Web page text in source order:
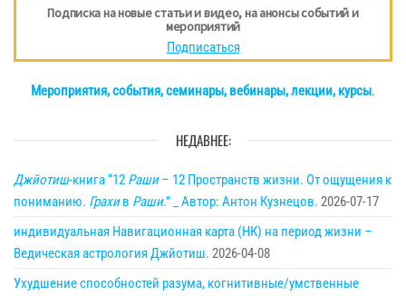
Подписка на новые статьи и видео, на анонсы событий и
мероприятий
Подписаться
Мероприятия, события, семинары, вебинары, лекции, курсы.
НЕДАВНЕЕ:
Джйотиш-книга “12 Раши– 12 Пространств жизни. От ощущения к
пониманию. Грахив Раши.” _ Автор: Антон Кузнецов. 2026-07-17
индивидуальная Навигационная карта (НК) на период жизни –
Ведическая астрология Джйотиш. 2026-04-08
Ухудшение способностей разума, когнитивные/умственные